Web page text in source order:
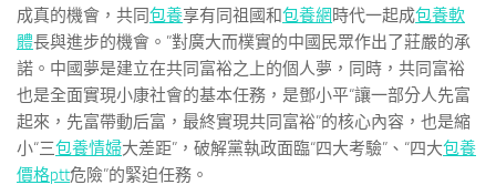
成真的機會，共同包養享有同祖國和包養網 時代一起成包養軟
體長與進步的機會。”對廣大而樸實的中國民眾作出了莊嚴的承
諾。中國夢是建立在共同富裕之上的個人夢，同時，共同富裕
也是全面實現小康社會的基本任務，是鄧小平“讓一部分人先富
起來，先富帶動后富，最終實現共同富裕”的核心內容，也是縮
小“三包養情婦大差距”，破解黨執政面臨“四大考驗”、“四大包養
價格ptt危險”的緊迫任務。